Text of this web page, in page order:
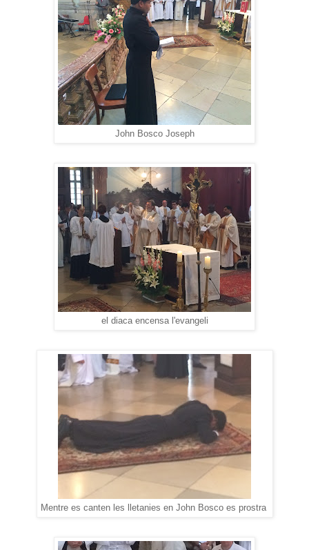
John Bosco Joseph
el diaca encensa l'evangeli
Mentre es canten les lletanies en John Bosco es prostra